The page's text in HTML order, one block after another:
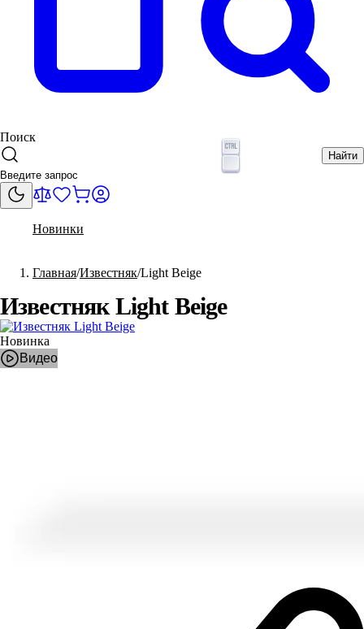
Поиск
Найти
Новинки
Главная Известняк Light Beige
Известняк Light Beige
Новинка
Видео